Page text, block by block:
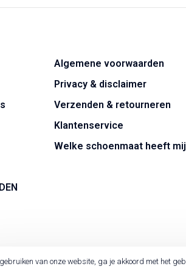
Algemene voorwaarden
Privacy & disclaimer
Verzenden & retourneren
Klantenservice
Welke schoenmaat heeft
Jackie Kid
van onze website, ga je akkoord met het